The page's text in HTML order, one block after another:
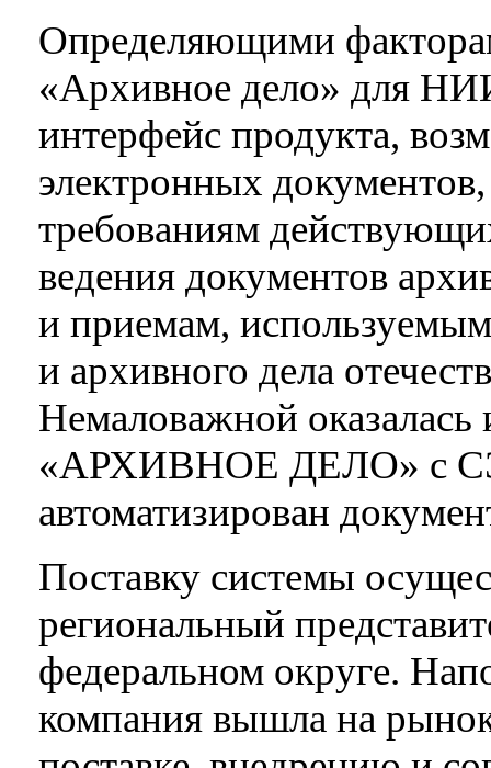
Определяющими
«Архивное дело» для
интерфейс продукта,
электронных
требованиям
ведения документов
и приемам,
и архивного дела
Немаловажной
«АРХИВНОЕ ДЕЛО» с
автоматизирован
Поставку системы
региональный
федеральном округе.
компания вышла на